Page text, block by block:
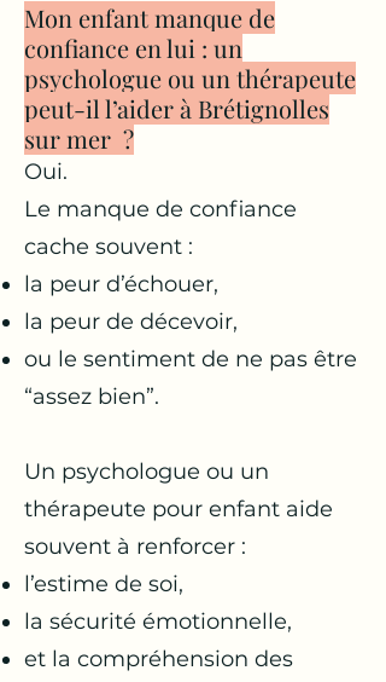
Mon enfant manque de
confiance en lui : un
psychologue ou un thérapeute
peut-il l’aider à Brétignolles
sur mer ?
Oui.
Le manque de confiance
cache souvent :
la peur d’échouer,
la peur de décevoir,
ou le sentiment de ne pas être
“assez bien”.
Un psychologue ou un
thérapeute pour enfant aide
souvent à renforcer :
l’estime de soi,
la sécurité émotionnelle,
et la compréhension des